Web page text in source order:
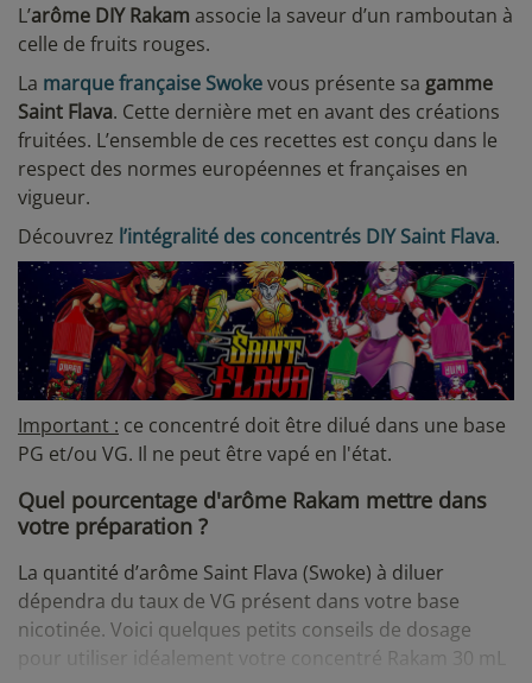
L’arôme DIY Rakam associe la saveur d’un ramboutan à
celle de fruits rouges.
La marque française Swokevous présente sa gamme
Saint Flava. Cette dernière met en avant des créations
fruitées. L’ensemble de ces recettes est conçu dans le
respect des normes européennes et françaises en
vigueur.
Découvrez l’intégralité des concentrés DIY Saint Flava.
Important : ce concentré doit être dilué dans une base
PG et/ou VG. Il ne peut être vapé en l'état.
Quel pourcentage d'arôme Rakam mettre dans
votre préparation ?
La quantité d’arôme Saint Flava (Swoke) à diluer
dépendra du taux de VG présent dans votre base
nicotinée. Voici quelques petits conseils de dosage
pour utiliser idéalement votre concentré Rakam 30 mL